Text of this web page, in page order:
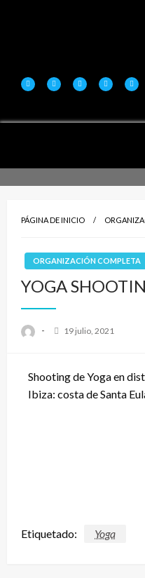
PÁGINA DE INICIO
ORGANIZACIÓN COMPLETA
YOGA
- 19 julio, 2021
Shooting de Yoga en
Ibiza: costa de Santa
Etiquetado: Yoga